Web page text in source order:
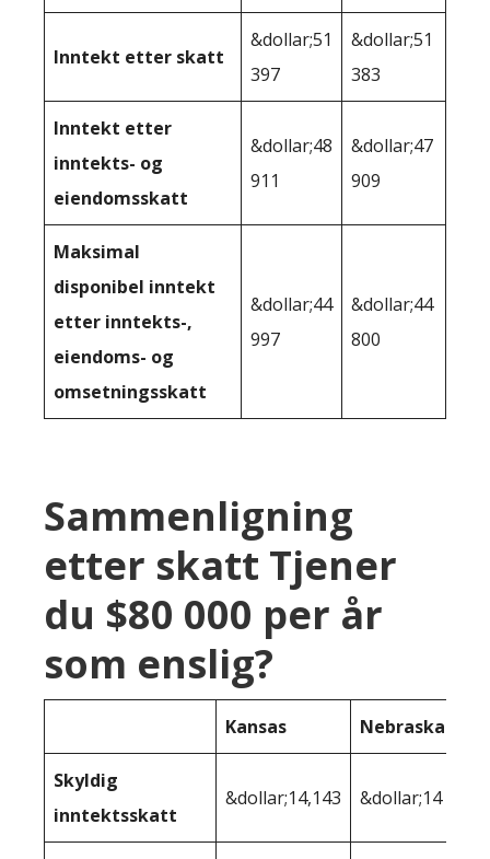
Inntekt etter skatt
&dollar;51
397
&dollar;51
383
Inntekt etter
inntekts- og
eiendomsskatt
&dollar;48
911
&dollar;47
909
Maksimal
disponibel inntekt
etter inntekts-,
eiendoms- og
omsetningsskatt
&dollar;44
997
&dollar;44
800
Sammenligning
etter skatt Tjener
du $80 000 per år
som enslig?
Kansas Nebraska
Skyldig
inntektsskatt
&dollar;14,143 &dollar;14 385